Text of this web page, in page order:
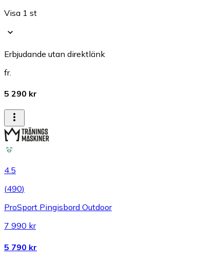
Visa 1 st
Erbjudande utan direktlänk
fr.
5 290 kr
4.5
(490)
ProSport Pingisbord Outdoor
7 990 kr
5 790 kr